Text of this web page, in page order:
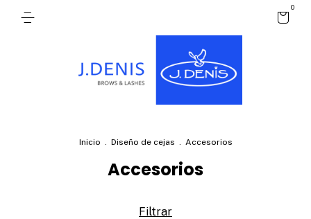
0
Inicio . Diseño de cejas . Accesorios
Accesorios
Filtrar